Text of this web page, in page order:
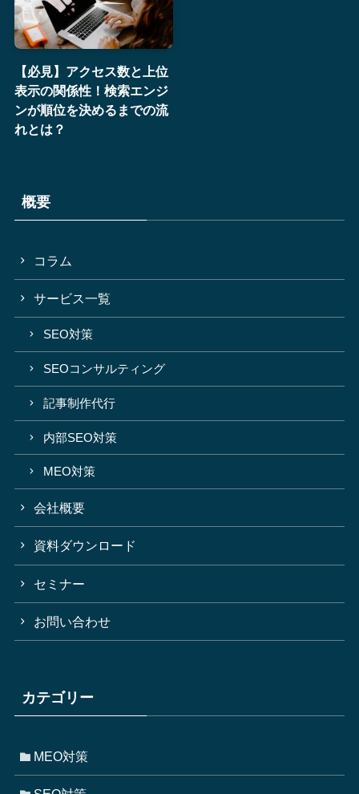
【必見】アクセス数と上位
表示の関係性！検索エンジ
ンが順位を決めるまでの流
れとは？
概要
コラム
サービス一覧
SEO対策
SEOコンサルティング
記事制作代行
内部SEO対策
MEO対策
会社概要
資料ダウンロード
セミナー
お問い合わせ
カテゴリー
MEO対策